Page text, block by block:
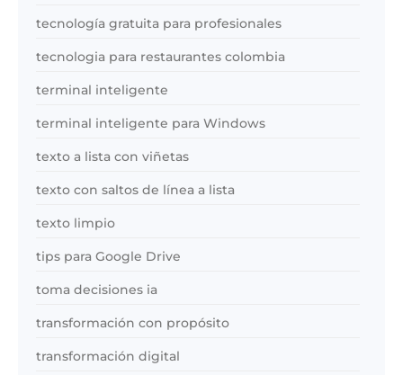
tecnología gratuita para profesionales
tecnologia para restaurantes colombia
terminal inteligente
terminal inteligente para Windows
texto a lista con viñetas
texto con saltos de línea a lista
texto limpio
tips para Google Drive
toma decisiones ia
transformación con propósito
transformación digital